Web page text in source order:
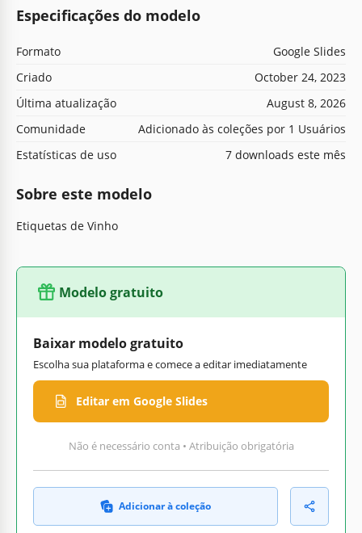
Especificações do modelo
Formato
Google Slides
Criado
October 24, 2023
Última atualização
August 8, 2026
Comunidade
Adicionado às coleções por 1 Usuários
Estatísticas de uso
7 downloads este mês
Sobre este modelo
Etiquetas de Vinho
Modelo gratuito
Baixar modelo gratuito
Escolha sua plataforma e comece a editar imediatamente
Editar em Google Slides
Não é necessário conta • Atribuição obrigatória
Adicionar à coleção